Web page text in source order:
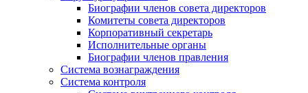
Биографии членов совета директоров
Комитеты совета директоров
Корпоративный секретарь
Исполнительные органы
Биографии членов правления
Система вознаграждения
Система контроля